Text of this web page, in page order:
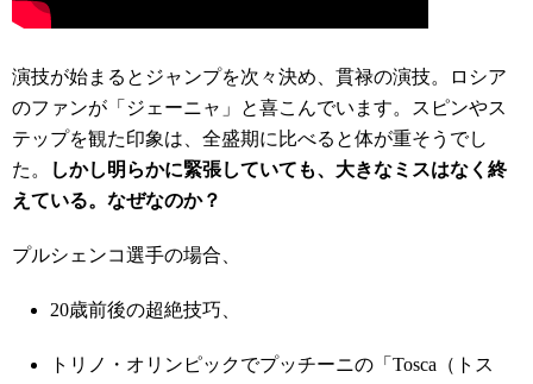
演技が始まるとジャンプを次々決め、貫禄の演技。ロシア
のファンが「ジェーニャ」と喜こんでいます。スピンやス
テップを観た印象は、全盛期に比べると体が重そうでし
た。
しかし明らかに緊張していても、大きなミスはなく終
えている。なぜなのか？
プルシェンコ選手の場合、
20歳前後の超絶技巧、
トリノ・オリンピックでプッチーニの「Tosca（トス